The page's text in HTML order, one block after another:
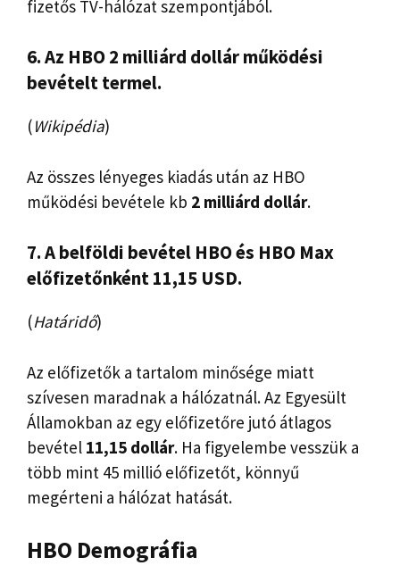
fizetős TV-hálózat szempontjából.
6. Az HBO 2 milliárd dollár működési
bevételt termel.
(Wikipédia)
Az összes lényeges kiadás után az HBO
működési bevétele kb 2 milliárd dollár.
7. A belföldi bevétel HBO és HBO Max
előfizetőnként 11,15 USD.
(Határidő)
Az előfizetők a tartalom minősége miatt
szívesen maradnak a hálózatnál. Az Egyesült
Államokban az egy előfizetőre jutó átlagos
bevétel 11,15 dollár. Ha figyelembe vesszük a
több mint 45 millió előfizetőt, könnyű
megérteni a hálózat hatását.
HBO Demográfia